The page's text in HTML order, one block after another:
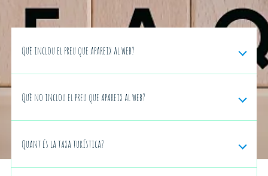
Què inclou el preu que apareix al web?
Què no inclou el preu que apareix al web?
Quant és la taxa turística?